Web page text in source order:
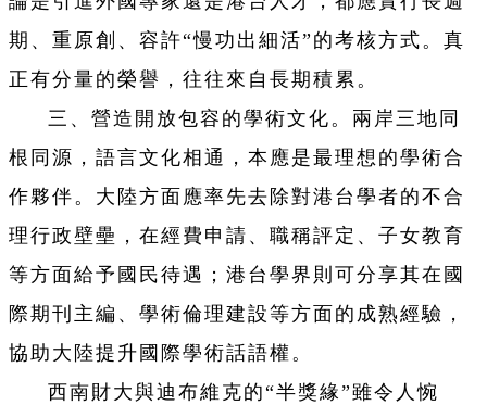
期、重原創、容許“慢功出細活”的考核方式。真
正有分量的榮譽，往往來自長期積累。
三、營造開放包容的學術文化。兩岸三地同
根同源，語言文化相通，本應是最理想的學術合
作夥伴。大陸方面應率先去除對港台學者的不合
理行政壁壘，在經費申請、職稱評定、子女教育
等方面給予國民待遇；港台學界則可分享其在國
際期刊主編、學術倫理建設等方面的成熟經驗，
協助大陸提升國際學術話語權。
西南財大與迪布維克的“半獎緣”雖令人惋